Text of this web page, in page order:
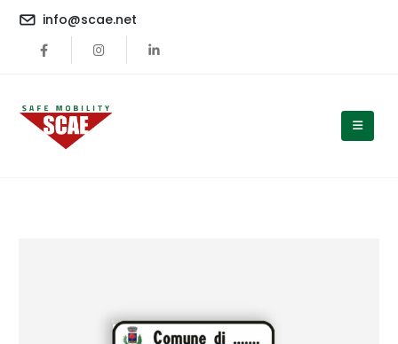
content
info@scae.net